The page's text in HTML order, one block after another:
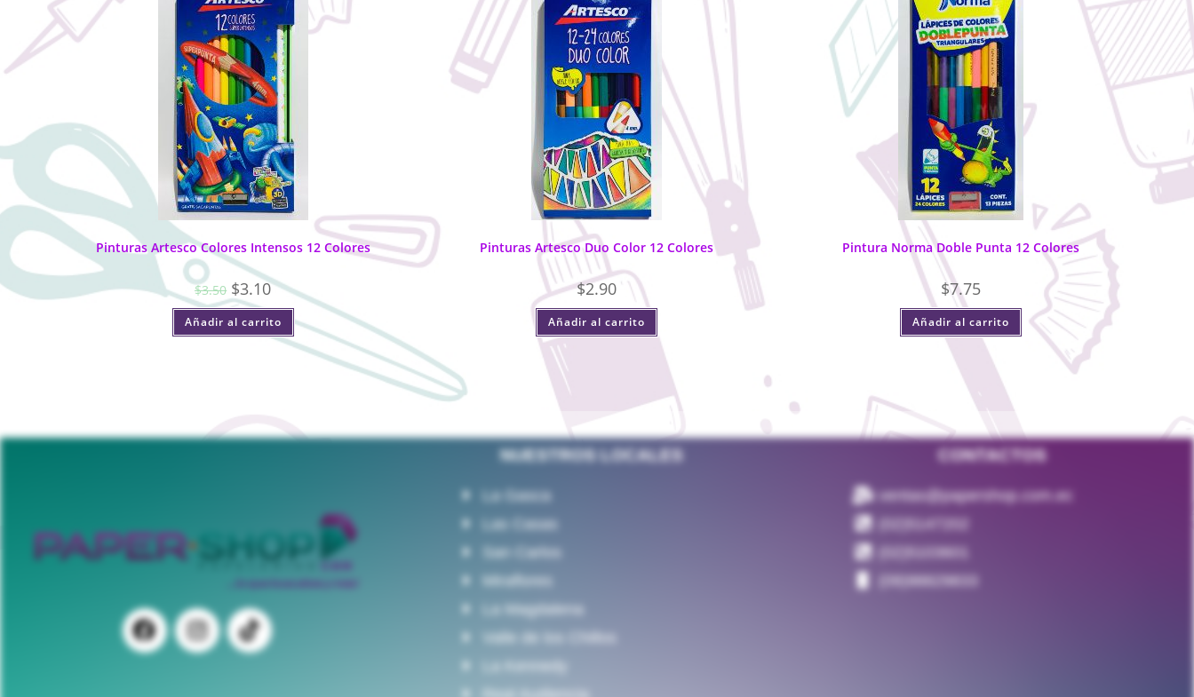
Pinturas Artesco Colores Intensos 12 Colores
$3.50 $3.10
Añadir al carrito
Pinturas Artesco Duo Color 12 Colores
$2.90
Añadir al carrito
Pintura Norma Doble Punta 12 Colores
$7.75
Añadir al carrito
NUESTROS LOCALES
La Gasca
Las Casas
San Carlos
Miraflores
La Magdalena
Valle de los Chillos
La Kennedy
CONTACTOS
ventas@papershop.com.ec
(02)5147202
(02)5103601
(09)98829833